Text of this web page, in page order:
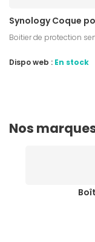
Synology Coque
Boitier de protection
Dispo web : En stock
Nos